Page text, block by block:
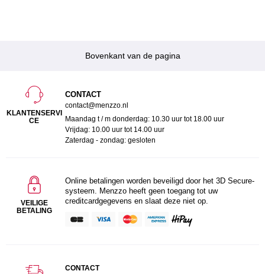
Bovenkant van de pagina
KLANTENSERVI
CE
CONTACT
contact@menzzo.nl
Maandag t / m donderdag: 10.30 uur tot 18.00 uur
Vrijdag: 10.00 uur tot 14.00 uur
Zaterdag - zondag: gesloten
VEILIGE
BETALING
Online betalingen worden beveiligd door het 3D Secure-
systeem. Menzzo heeft geen toegang tot uw
creditcardgegevens en slaat deze niet op.
CONTACT